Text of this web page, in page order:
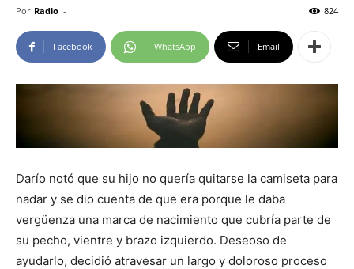
Por Radio - 824
Facebook WhatsApp Email
Darío notó que su hijo no quería quitarse la camiseta para
nadar y se dio cuenta de que era porque le daba
vergüenza una marca de nacimiento que cubría parte de
su pecho, vientre y brazo izquierdo. Deseoso de
ayudarlo, decidió atravesar un largo y doloroso proceso